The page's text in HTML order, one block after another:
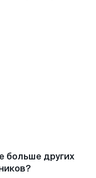
больше других